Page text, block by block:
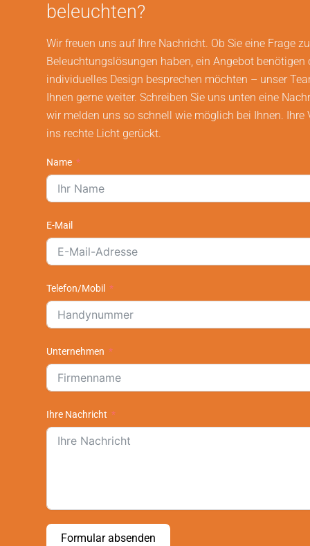
beleuchten?
Wir freuen uns auf Ihre Nachricht. Ob Sie eine Frage
Beleuchtungslösungen haben, ein Angebot benötigen
individuelles Design besprechen möchten – unser
Ihnen gerne weiter. Schreiben Sie uns unten eine
wir melden uns so schnell wie möglich bei Ihnen. Ihre
ins rechte Licht gerückt.
Name
E-Mail
Telefon/Mobil
Unternehmen
Ihre Nachricht
Formular absenden